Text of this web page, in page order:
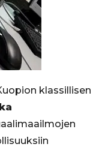
klassillisen